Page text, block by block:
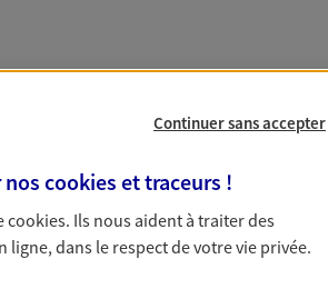
Continuer sans accepter
nos cookies et traceurs !
cookies. Ils nous aident à traiter des
dans le respect de votre vie privée.